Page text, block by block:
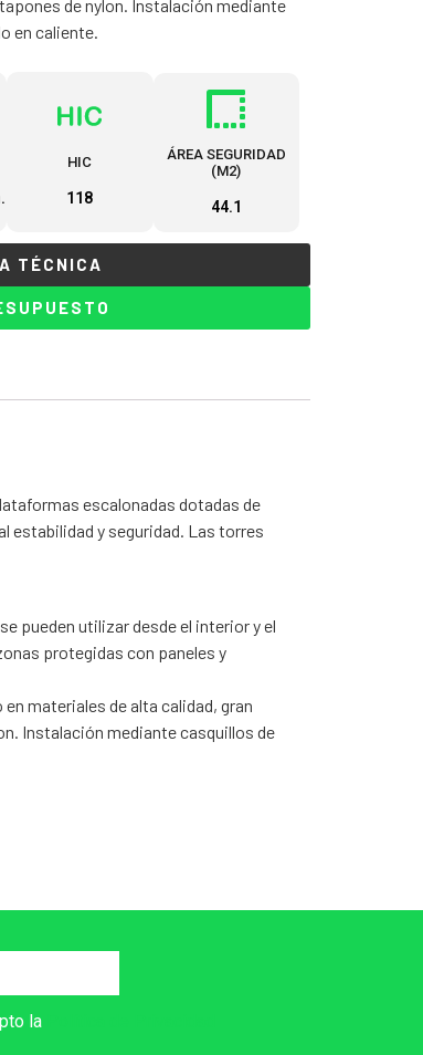
de nylon. Instalación mediante
en caliente.
HIC
118
ÁREA SEGURIDAD
(M2)
44.1
TÉCNICA
escalonadas dotadas de
estabilidad y seguridad. Las torres
pueden utilizar desde el interior y el
protegidas con paneles y
materiales de alta calidad, gran
Instalación mediante casquillos de
la